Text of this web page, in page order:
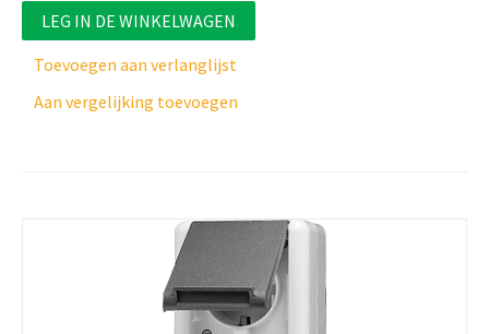
LEG IN DE WINKELWAGEN
Toevoegen aan verlanglijst
Aan vergelijking toevoegen